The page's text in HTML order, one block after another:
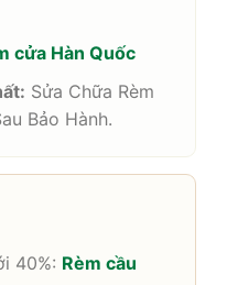
cửa Hàn Quốc
Sửa Chữa Rèm
Bảo Hành.
40%: Rèm cầu